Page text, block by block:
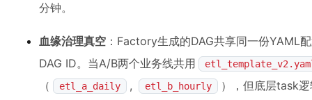
分钟。
血缘治理真空 ：Factory生成的DAG共享同一份YAML
DAG ID。当A/B两个业务线共用
（ etl_a_daily , etl_b_hourly
），但底层task